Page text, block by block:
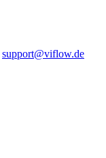
support@viflow.de